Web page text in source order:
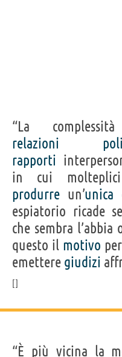
“La
relazioni
rapporti
in cui
produrre un’unica
espiatorio ricade
che sembra
questo il motivo
emettere giudizi
“È più vicina la